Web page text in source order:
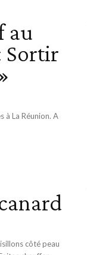
au
Sortir
à La Réunion. A
côté peau